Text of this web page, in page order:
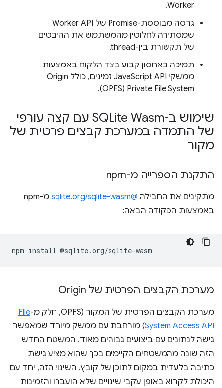
Worker.
גרסה מבוססת-Promise של Worker API
שמסתירה לחלוטין מהמשתמש את ההיבטים
של תקשורת בין-thread.
תמיכה באחסון קבוע בצד הלקוח באמצעות
ממשקי JavaScript API זמינים, כולל Origin
Private File System‏ (OPFS).
שימוש ב-SQLite Wasm עם קצה עורפי
של התמדה במערכת קבצים פרטית של
מקור
התקנת הספרייה מ-npm
מתקינים את החבילה @sqlite.org/sqlite-wasm
מ-npm
באמצעות הפקודה הבאה:
npm install
מערכת הקבצים הפרטית של Origin
מערכת הקבצים הפרטית של המקור (OPFS, חלק מ-
File
System Access API) מורחבת עם ממשק מיוחד שמאפשר
גישה לנתונים עם ביצועים גבוהים מאוד. המשטח החדש
הזה שונה מהמשטחים הקיימים בכך שהוא מציע גישת
כתיבה בלעדית במקום לתוכן של קובץ. השינוי הזה, יחד עם
היכולת לקרוא באופן עקבי שינויים שלא הועברו והזמינות